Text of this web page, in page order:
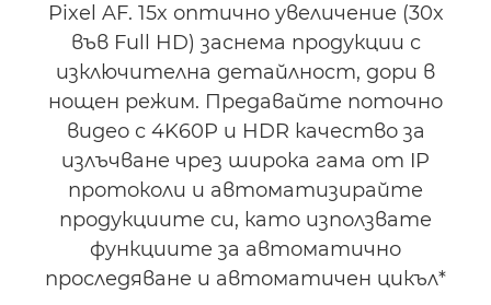
Pixel AF. 15x оптично увеличение (30x
във Full HD) заснема продукции с
изключителна детайлност, дори в
нощен режим. Предавайте поточно
видео с 4K60P и HDR качество за
излъчване чрез широка гама от IP
протоколи и автоматизирайте
продукциите си, като използвате
функциите за автоматично
проследяване и автоматичен цикъл*